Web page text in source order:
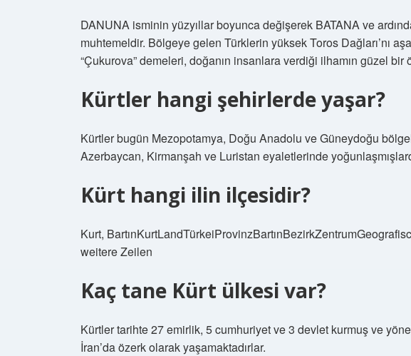
DANUNA isminin yüzyıllar boyunca değişerek BATANA ve
muhtemeldir. Bölgeye gelen Türklerin yüksek Toros Dağları’nı
“Çukurova” demeleri, doğanın insanlara verdiği ilhamın güzel bir
Kürtler hangi şehirlerde yaşar?
Kürtler bugün Mezopotamya, Doğu Anadolu ve Güneydoğu
Azerbaycan, Kirmanşah ve Luristan eyaletlerinde
Kürt hangi ilin ilçesidir?
Kurt,
weitere Zeilen
Kaç tane Kürt ülkesi var?
Kürtler tarihte 27 emirlik, 5 cumhuriyet ve 3 devlet kurmuş ve
İran’da özerk olarak yaşamaktadırlar.